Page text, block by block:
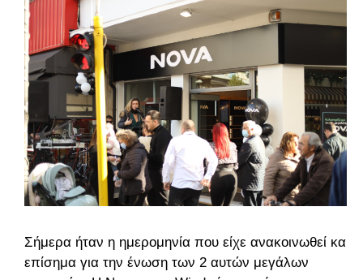
Σήμερα ήταν η ημερομηνία που είχε ανακοινωθεί και
επίσημα για την ένωση των 2 αυτών μεγάλων